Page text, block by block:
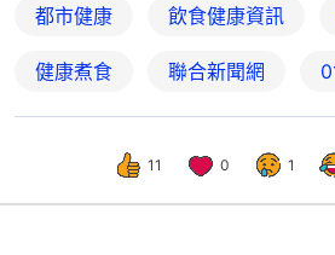
都市健康 飲食健康資訊
健康煮食 聯合新聞網
11 0 1